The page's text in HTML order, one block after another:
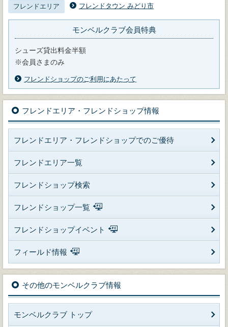
フレンドエリア フレンドタウン みどり市
モンベルクラブ会員特典
シューズ貸出料金半額
※会員さまのみ
フレンドショップのご利用にあたって
フレンドエリア・フレンドショップ情報
フレンドエリア・フレンドショップでのご優待
フレンドエリア一覧
フレンドショップ検索
フレンドショップ一覧
フレンドショップイベント
フィールド情報
その他のモンベルクラブ情報
モンベルクラブ トップ